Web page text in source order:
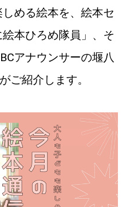
める絵本を、絵本セ
本ひろめ隊員」、そ
アナウンサーの堰八
ご紹介します。